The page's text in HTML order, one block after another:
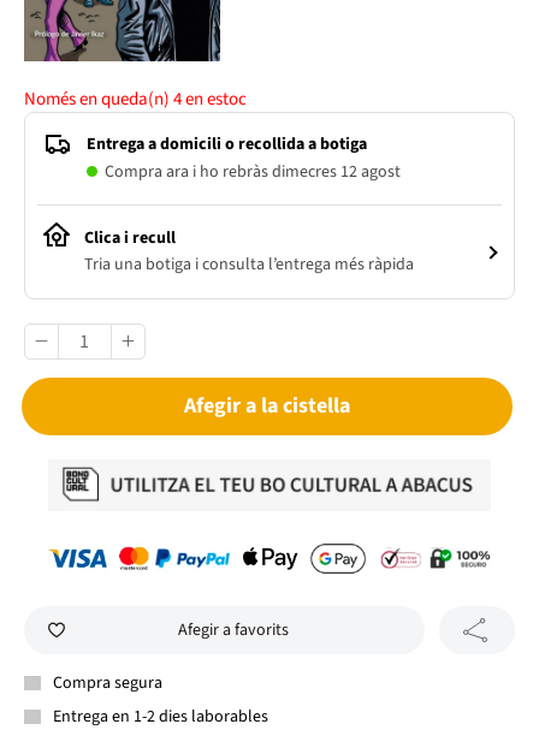
Només en queda(n)4en estoc
Entrega a domicili o recollida a botiga
Compra ara i ho rebràs dimecres 12 agost
Clica i recull
Tria una botiga i consulta l’entrega més ràpida
Afegir a la cistella
Afegir a favorits
Compra segura
Entrega en 1-2 dies laborables